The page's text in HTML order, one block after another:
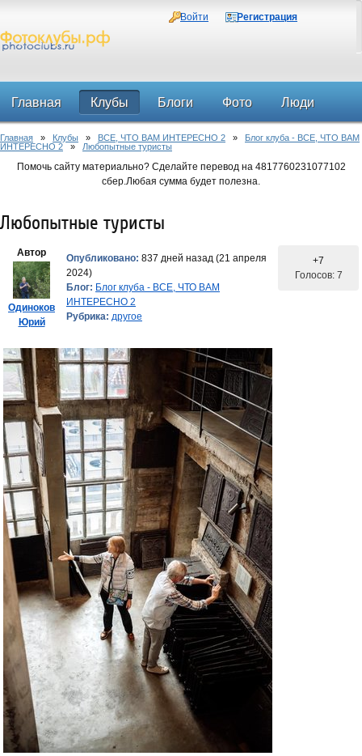
Войти Регистрация
Главная Клубы Блоги Фото Люди
Форум
Главная » Клубы » ВСЕ, ЧТО ВАМ ИНТЕРЕСНО 2 » Блог клуба - ВСЕ, ЧТО ВАМ
ИНТЕРЕСНО 2 » Любопытные туристы
Помочь сайту материально? Сделайте перевод на 4817760231077102
сбер.Любая сумма будет полезна.
Любопытные туристы
Автор
Одиноков
Юрий
Опубликовано: 837 дней назад (21 апреля
2024)
Блог: Блог клуба - ВСЕ, ЧТО ВАМ
ИНТЕРЕСНО 2
Рубрика: другое
+7
Голосов: 7